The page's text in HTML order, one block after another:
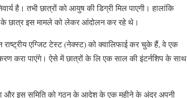
है। तभी छात्रों को आयुष की डिग्री मिल पाएगी। हालांकि
के छात्र इस मामले को लेकर आंदोलन कर रहे थे।
राष्ट्रीय एग्जिट टेस्ट (नेक्स्ट) को क्‍वालिफाई कर चुके हैं, वे एक
करा पाएंगे। ऐसे में छात्रों के लि एक साल की इंटर्नशिप के साथ
और इस समिति को गठन के आदेश के एक महीने के अंदर अपनी